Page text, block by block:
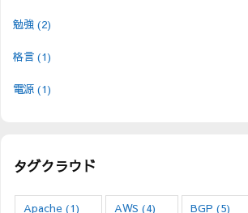
勉強 (2)
格言 (1)
電源 (1)
タグクラウド
Apache (1) AWS (4) BGP (5)